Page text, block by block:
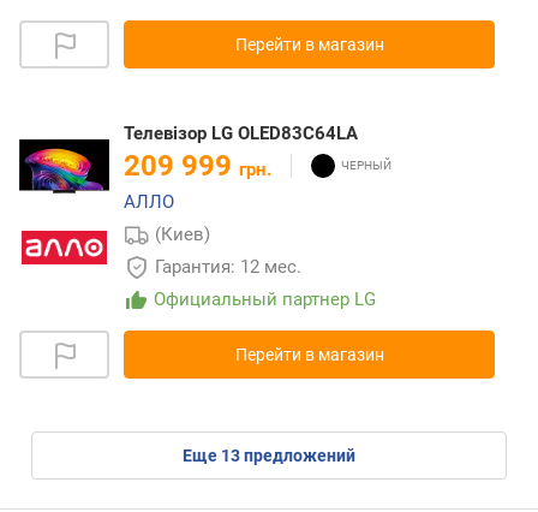
Перейти в магазин
Телевізор LG OLED83C64LA
209 999 грн.
АЛЛО
(Киев)
Гарантия: 12 мес.
Официальный партнер LG
Перейти в магазин
eще 13предложений